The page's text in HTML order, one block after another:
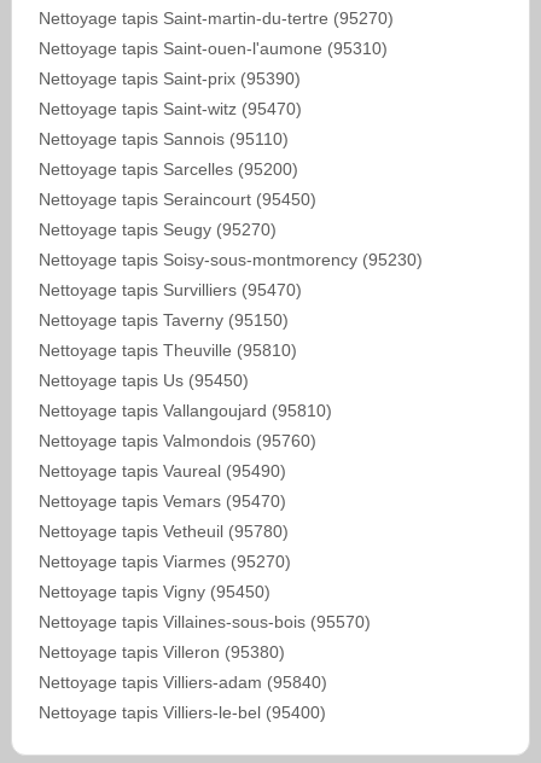
Nettoyage tapis Saint-martin-du-tertre (95270)
Nettoyage tapis Saint-ouen-l'aumone (95310)
Nettoyage tapis Saint-prix (95390)
Nettoyage tapis Saint-witz (95470)
Nettoyage tapis Sannois (95110)
Nettoyage tapis Sarcelles (95200)
Nettoyage tapis Seraincourt (95450)
Nettoyage tapis Seugy (95270)
Nettoyage tapis Soisy-sous-montmorency (95230)
Nettoyage tapis Survilliers (95470)
Nettoyage tapis Taverny (95150)
Nettoyage tapis Theuville (95810)
Nettoyage tapis Us (95450)
Nettoyage tapis Vallangoujard (95810)
Nettoyage tapis Valmondois (95760)
Nettoyage tapis Vaureal (95490)
Nettoyage tapis Vemars (95470)
Nettoyage tapis Vetheuil (95780)
Nettoyage tapis Viarmes (95270)
Nettoyage tapis Vigny (95450)
Nettoyage tapis Villaines-sous-bois (95570)
Nettoyage tapis Villeron (95380)
Nettoyage tapis Villiers-adam (95840)
Nettoyage tapis Villiers-le-bel (95400)